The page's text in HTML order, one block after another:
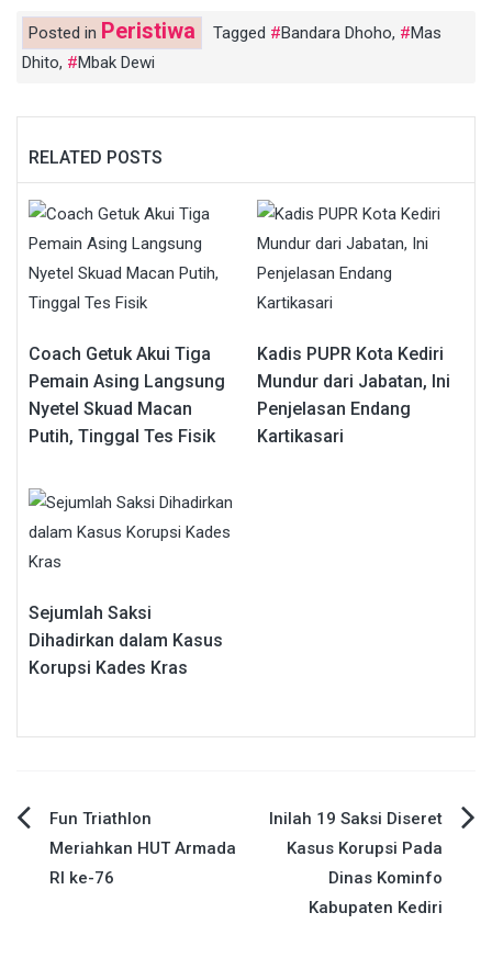
Posted in Peristiwa Tagged Bandara Dhoho,
Mas
Dhito, Mbak Dewi
RELATED POSTS
Coach Getuk Akui Tiga
Pemain Asing Langsung
Nyetel Skuad Macan
Putih, Tinggal Tes Fisik
Kadis PUPR Kota Kediri
Mundur dari Jabatan, Ini
Penjelasan Endang
Kartikasari
Sejumlah Saksi
Dihadirkan dalam Kasus
Korupsi Kades Kras
Navigasi
pos
Fun Triathlon
Meriahkan HUT Armada
RI ke-76
Inilah 19 Saksi Diseret
Kasus Korupsi Pada
Dinas Kominfo
Kabupaten Kediri